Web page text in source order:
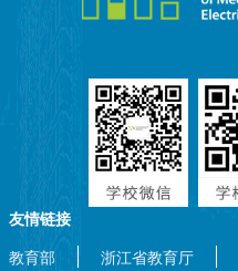
友情链接
教育部
浙江省教育厅